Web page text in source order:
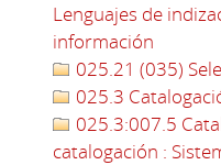
Lenguajes de
información
025.21 (035)
025.3
025.3:007.5
catalogación :